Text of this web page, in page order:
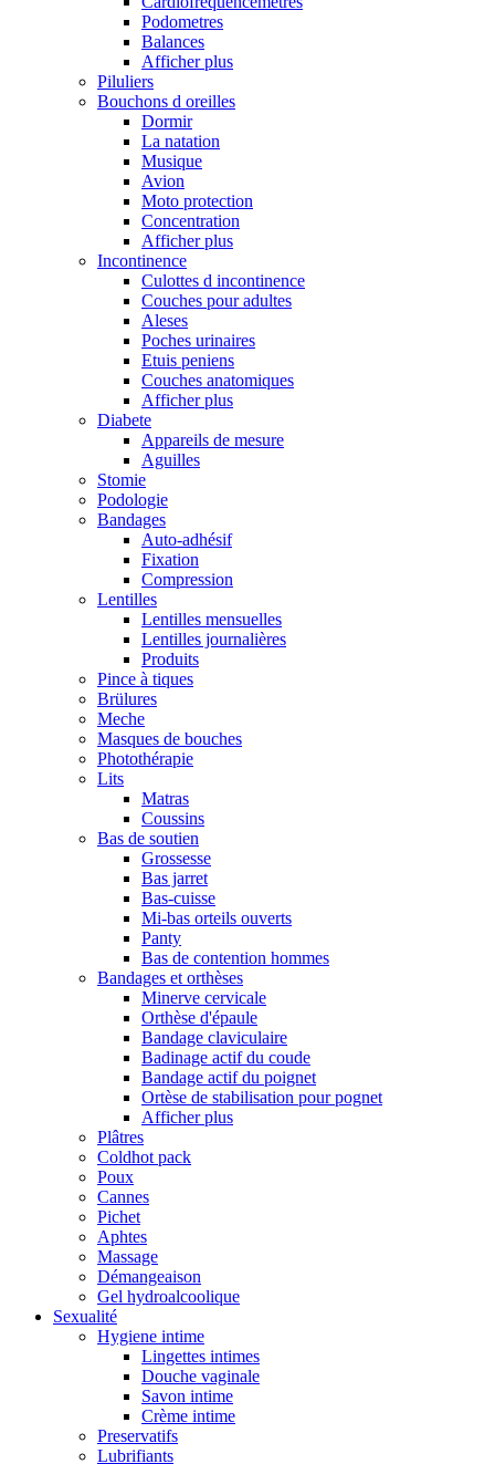
Podometres
Balances
Afficher plus
Piluliers
Bouchons d oreilles
Dormir
La natation
Musique
Avion
Moto protection
Concentration
Afficher plus
Incontinence
Culottes d incontinence
Couches pour adultes
Aleses
Poches urinaires
Etuis peniens
Couches anatomiques
Afficher plus
Diabete
Appareils de mesure
Aguilles
Stomie
Podologie
Bandages
Auto-adhésif
Fixation
Compression
Lentilles
Lentilles mensuelles
Lentilles journalières
Produits
Pince à tiques
Brülures
Meche
Masques de bouches
Photothérapie
Lits
Matras
Coussins
Bas de soutien
Grossesse
Bas jarret
Bas-cuisse
Mi-bas orteils ouverts
Panty
Bas de contention hommes
Bandages et orthèses
Minerve cervicale
Orthèse d'épaule
Bandage claviculaire
Badinage actif du coude
Bandage actif du poignet
Ortèse de stabilisation pour pognet
Afficher plus
Plâtres
Coldhot pack
Poux
Cannes
Pichet
Aphtes
Massage
Démangeaison
Gel hydroalcoolique
Sexualité
Hygiene intime
Lingettes intimes
Douche vaginale
Savon intime
Crème intime
Preservatifs
Lubrifiants